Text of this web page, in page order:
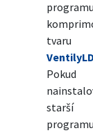
tvaru